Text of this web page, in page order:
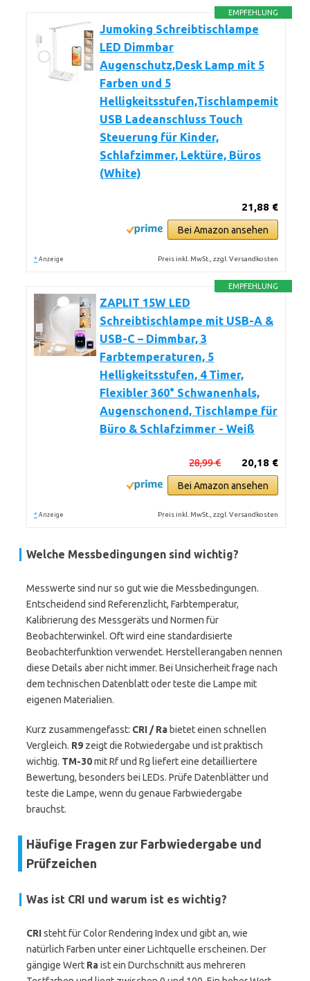
EMPFEHLUNG
Jumoking Schreibtischlampe
LED Dimmbar
Augenschutz,Desk Lamp mit 5
Farben und 5
Helligkeitsstufen,Tischlampemit
USB Ladeanschluss Touch
Steuerung für Kinder,
Schlafzimmer, Lektüre, Büros
(White)
21,88 €
Bei Amazon ansehen
* Anzeige Preis inkl. MwSt., zzgl. Versandkosten
EMPFEHLUNG
ZAPLIT 15W LED
Schreibtischlampe mit USB-A &
USB-C – Dimmbar, 3
Farbtemperaturen, 5
Helligkeitsstufen, 4 Timer,
Flexibler 360° Schwanenhals,
Augenschonend, Tischlampe für
Büro & Schlafzimmer - Weiß
20,18 €
28,99 €
Bei Amazon ansehen
* Anzeige Preis inkl. MwSt., zzgl. Versandkosten
Welche Messbedingungen sind wichtig?
Messwerte sind nur so gut wie die Messbedingungen.
Entscheidend sind Referenzlicht, Farbtemperatur,
Kalibrierung des Messgeräts und Normen für
Beobachterwinkel. Oft wird eine standardisierte
Beobachterfunktion verwendet. Herstellerangaben nennen
diese Details aber nicht immer. Bei Unsicherheit frage nach
dem technischen Datenblatt oder teste die Lampe mit
eigenen Materialien.
Kurz zusammengefasst: CRI / Ra bietet einen schnellen
Vergleich. R9 zeigt die Rotwiedergabe und ist praktisch
wichtig. TM-30mit Rf und Rg liefert eine detailliertere
Bewertung, besonders bei LEDs. Prüfe Datenblätter und
teste die Lampe, wenn du genaue Farbwiedergabe
brauchst.
Häufige Fragen zur Farbwiedergabe und
Prüfzeichen
Was ist CRI und warum ist es wichtig?
CRIsteht für Color Rendering Index und gibt an, wie
natürlich Farben unter einer Lichtquelle erscheinen. Der
gängige Wert Raist ein Durchschnitt aus mehreren